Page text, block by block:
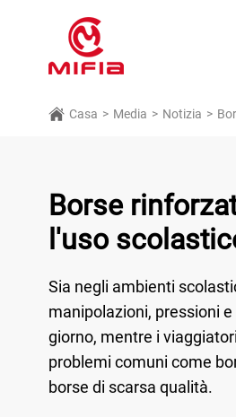
Casa > Media > Notizia >
Borse
l'uso
Sia negli ambienti
manipolazioni, pressioni
giorno, mentre i
problemi comuni come
borse di scarsa qualità.